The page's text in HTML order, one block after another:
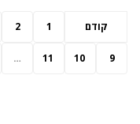
קודם 1
2
9
10
11
…